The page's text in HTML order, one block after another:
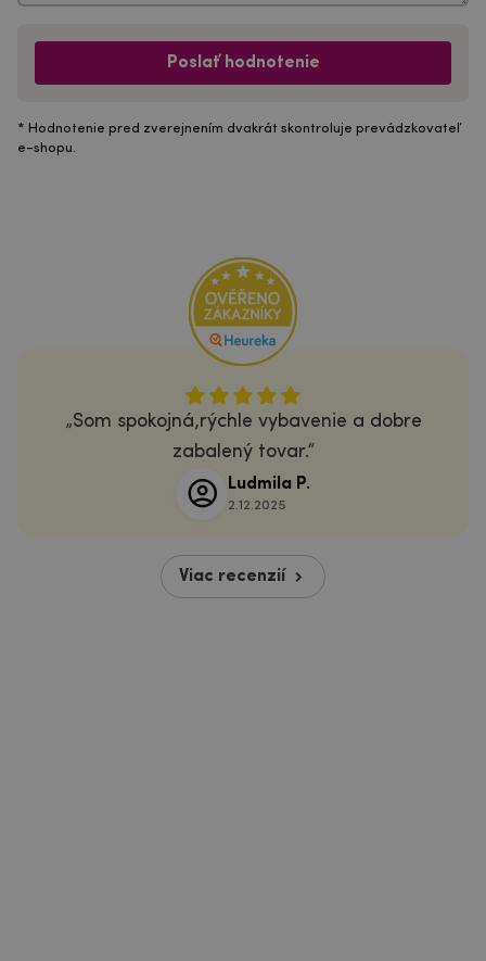
Poslať hodnotenie
* Hodnotenie pred zverejnením dvakrát skontroluje prevádzkovateľ
e-shopu.
Som spokojná,rýchle vybavenie a dobre
zabalený tovar.
Ludmila P.
2.12.2025
Viac recenzií